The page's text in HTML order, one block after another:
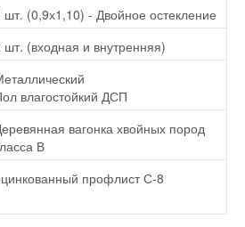
шт. (0,9х1,10) - Двойное остекление
шт. (входная и внутренняя)
влагостойкий ДСП
вагонка хвойных пород
В
профлист С-8